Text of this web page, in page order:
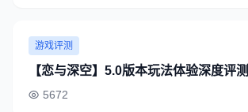
游戏评测
【恋与深空】5.0版本玩法体验深度评测
5672